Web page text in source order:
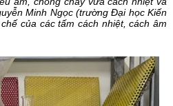
Minh Ngọc (trường Đại học Kiến
của các tấm cách nhiệt, cách âm